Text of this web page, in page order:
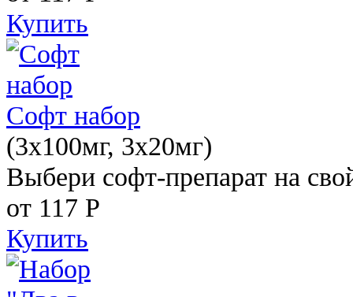
Купить
Софт набор
(3x100мг, 3x20мг)
Выбери софт-препарат на
от 117 Р
Купить